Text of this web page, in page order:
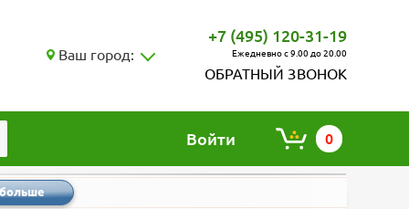
Ваш город:
+7 (495) 120-31-19
Ежедневно с 9.00 до 20.00
ОБРАТНЫЙ ЗВОНОК
Войти 0